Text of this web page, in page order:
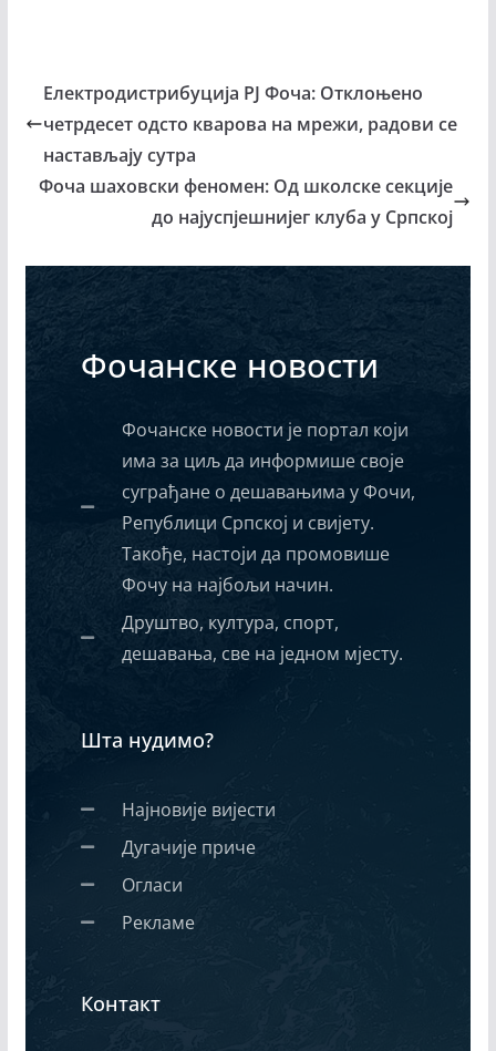
Електродистрибуција РЈ Фоча: Отклоњено
четрдесет одсто кварова на мрежи, радови се
настављају сутра
Фоча шаховски феномен: Од школске секције
до најуспјешнијег клуба у Српској
Фочанске новости
Фочанске новости је портал који
има за циљ да информише своје
суграђане о дешавањима у Фочи,
Републици Српској и свијету.
Такође, настоји да промовише
Фочу на најбољи начин.
Друштво, култура, спорт,
дешавања, све на једном мјесту.
Шта нудимо?
Најновије вијести
Дугачије приче
Огласи
Рекламе
Контакт